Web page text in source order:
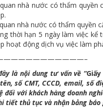
nhà nước có thẩm quyền
nhà nước có thẩm quyền
thời hạn 5 ngày làm việc kể
hoạt động dịch vụ việc làm
là nội dung tư vấn về “G
số CMT, CCCD, email, số
đối với khách hàng doanh
tiết thủ tục và nhận bảng báo